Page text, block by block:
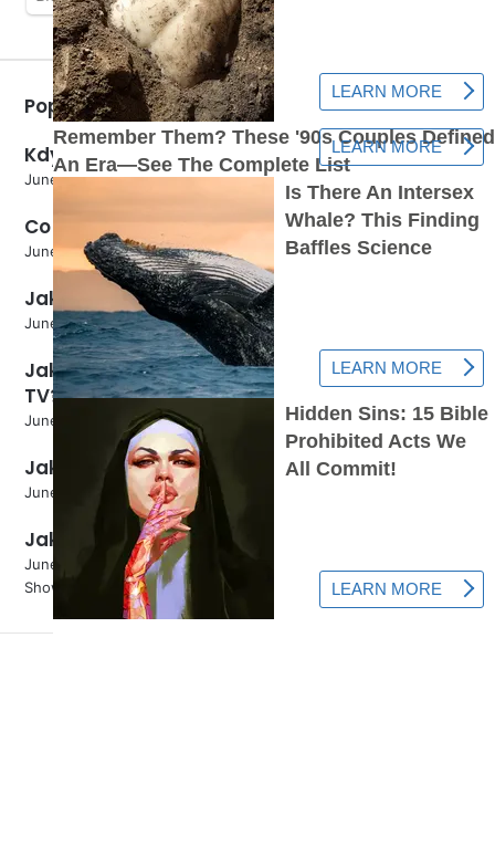
Popular Posts
Kdy Vertimek použít?
June 5, 2024
Co kvete na konci léta?
June 5, 2024
Jaké má rajče květenství?
June 5, 2024
Jak odmítnout platbu za Sweet
TV?
June 5, 2024
Jak víte, kdy sbírat melouny?
June 5, 2024
Jak správně zasadit jehličí?
June 5, 2024
Show More